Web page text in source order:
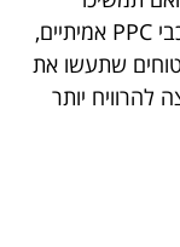
באותה דרך, או שתהפכו את עצמכם לכוכבי PPC אמיתיים,
שתעשו את
להרוויח יותר